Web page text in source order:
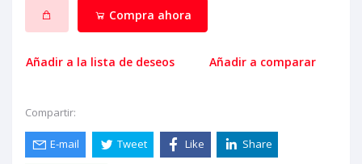
Compra ahora
Añadir a la lista de deseos Añadir a comparar
Compartir:
E-mail Tweet Like Share